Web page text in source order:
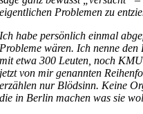
eigentlichen Problemen zu
Ich habe persönlich einmal
Probleme wären. Ich nenne
mit etwa 300 Leuten, noch
jetzt von mir genannten
erzählen nur Blödsinn. Keine
die in Berlin machen was sie